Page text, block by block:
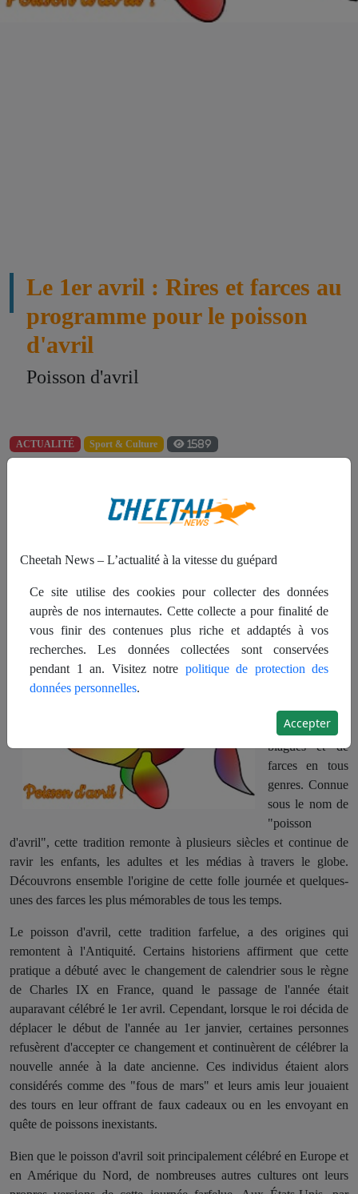
Le 1er avril : Rires et farces au
programme pour le poisson
d'avril
Poisson d'avril
ACTUALITÉ Sport & Culture 1589
d'information et d'Analyses.
Partager :
Chaque année,
le 1er avril, le
monde se
journée remplie
de rires, de
blagues et de
farces en tous
genres. Connue
sous le nom de
"poisson
d'avril", cette tradition remonte à plusieurs siècles et continue de
ravir les enfants, les adultes et les médias à travers le globe.
Découvrons ensemble l'origine de cette folle journée et quelques-
unes des farces les plus mémorables de tous les temps.
Le poisson d'avril, cette tradition farfelue, a des origines qui
remontent à l'Antiquité. Certains historiens affirment que cette
pratique a débuté avec le changement de calendrier sous le règne
de Charles IX en France, quand le passage de l'année était
auparavant célébré le 1er avril. Cependant, lorsque le roi décida de
déplacer le début de l'année au 1er janvier, certaines personnes
refusèrent d'accepter ce changement et continuèrent de célébrer la
nouvelle année à la date ancienne. Ces individus étaient alors
considérés comme des "fous de mars" et leurs amis leur jouaient
des tours en leur offrant de faux cadeaux ou en les envoyant en
quête de poissons inexistants.
Bien que le poisson d'avril soit principalement célébré en Europe et
en Amérique du Nord, de nombreuses autres cultures ont leurs
Cheetah News – L’actualité à la vitesse du guépard
Ce site utilise des cookies pour collecter des données
auprès de nos internautes. Cette collecte a pour finalité de
vous finir des contenues plus riche et addaptés à vos
recherches. Les données collectées sont conservées
pendant 1 an. Visitez notre politique de protection des
données personnelles.
Accepter